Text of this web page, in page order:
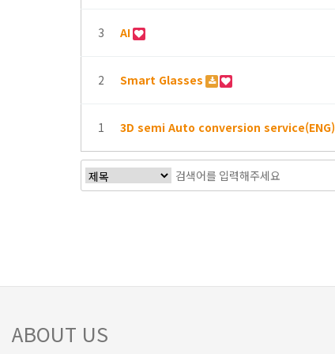
3 AI
2 Smart Glasses
1 3D semi Auto conversion service(ENG)
ABOUT US